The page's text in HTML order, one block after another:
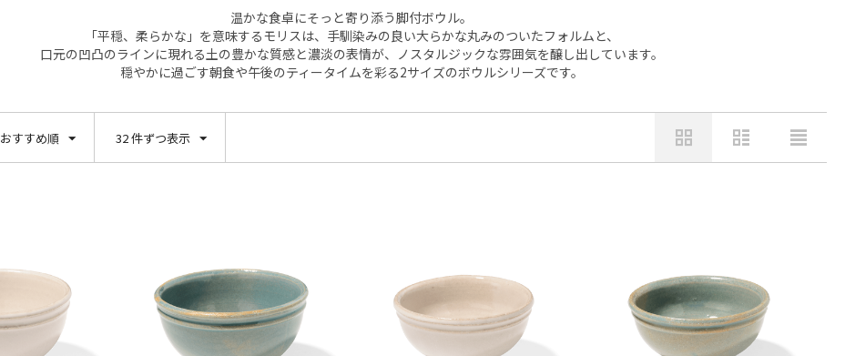
温かな食卓にそっと寄り添う脚付ボウル。
「平穏、柔らかな」を意味するモリスは、手馴染みの良い大らかな丸みのついたフォルムと、
口元の凹凸のラインに現れる土の豊かな質感と濃淡の表情が、ノスタルジックな雰囲気を醸し出しています。
穏やかに過ごす朝食や午後のティータイムを彩る2サイズのボウルシリーズです。
おすすめ順 32 件ずつ表示